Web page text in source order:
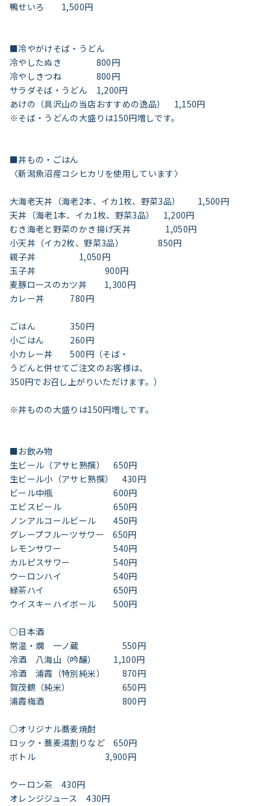
鴨せいろ 1,500円
■冷やがけそば・うどん
冷やしたぬき 800円
冷やしきつね 800円
サラダそば・うどん 1,200円
あけの（具沢山の当店おすすめの逸品） 1,150円
※そば・うどんの大盛りは150円増しです。
■丼もの・ごはん
〈新潟魚沼産コシヒカリを使用しています〉
大海老天丼（海老2本、イカ1枚、野菜3品） 1,500円
天丼（海老1本、イカ1枚、野菜3品） 1,200円
むき海老と野菜のかき揚げ天丼 1,050円
小天丼（イカ2枚、野菜3品） 850円
親子丼 1,050円
玉子丼 900円
麦豚ロースのカツ丼 1,300円
カレー丼 780円
ごはん 350円
小ごはん 260円
小カレー丼 500円（そば・
うどんと併せてご注文のお客様は、
350円でお召し上がりいただけます。）
※丼ものの大盛りは150円増しです。
■お飲み物
生ビール（アサヒ熟撰） 650円
生ビール小（アサヒ熟撰） 430円
ビール中瓶 600円
エビスビール 650円
ノンアルコールビール 450円
グレープフルーツサワー 650円
レモンサワー 540円
カルピスサワー 540円
ウーロンハイ 540円
緑茶ハイ 650円
ウイスキーハイボール 500円
○日本酒
常温・燗 一ノ蔵 550円
冷酒 八海山（吟醸） 1,100円
冷酒 浦霞（特別純米） 870円
賀茂鶴（純米） 650円
浦霞梅酒 800円
○オリジナル蕎麦焼酎
ロック・蕎麦湯割りなど 650円
ボトル 3,900円
ウーロン茶 430円
オレンジジュース 430円